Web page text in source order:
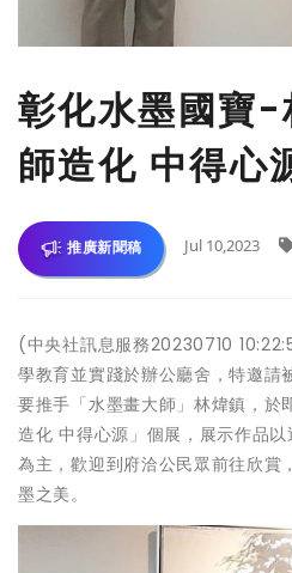
彰化水墨國寶-
師造化 中得心
推廣新聞稿 Jul 10,2023
(中央社訊息服務20230710
學教育並實踐於辦公廳舍，特邀請
要推手「水墨畫大師」林煒鎮，於
造化 中得心源」個展，展示作品
為主，歡迎到府洽公民眾前往欣賞
墨之美。